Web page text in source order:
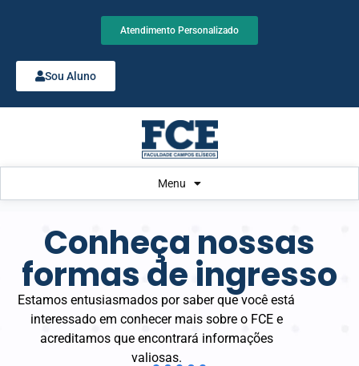
Atendimento Personalizado
Sou Aluno
Menu
Conheça nossas
formas de ingresso
Estamos entusiasmados por saber que você está
interessado em conhecer mais sobre o FCE e
acreditamos que encontrará informações
valiosas.